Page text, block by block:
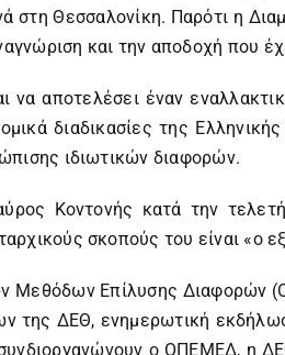
στη Θεσσαλονίκη. Παρότι η
και την αποδοχή που
αποτελέσει έναν
διαδικασίες της
ιδιωτικών διαφορών.
Κοντονής κατά την
σκοπούς του είναι «ο
Μεθόδων Επίλυσης Διαφορών
της ΔΕΘ, ενημερωτική
ο ΟΠΕΜΕΔ, η